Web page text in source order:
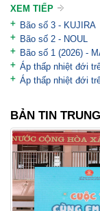
XEM TIẾP
Bão số 3 - KUJIRA
Bão số 2 - NOUL
Bão số 1 (2026) -
Áp thấp nhiệt đới
Áp thấp nhiệt đới
BẢN TIN